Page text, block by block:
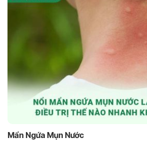
Mẩn Ngứa Mụn Nước